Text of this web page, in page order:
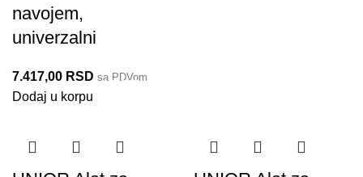
navojem,
univerzalni
7.417,00 RSD sa PDVom
Dodaj u korpu
1722/2BI-US